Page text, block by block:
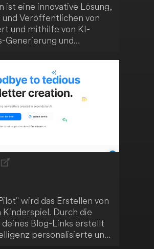
ist eine innovative Lösung,
und Veröffentlichen von
und mithilfe von KI-
Generierung und
mit einem effizienten
keine technische
ist ideal für
Prozess automatisieren
die ohne
how bloggen wollen.
wird das Erstellen von
Durch die
Blog-Links erstellt
personalisierte und